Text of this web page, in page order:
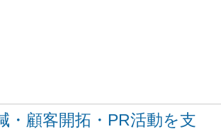
・顧客開拓・PR活動を支